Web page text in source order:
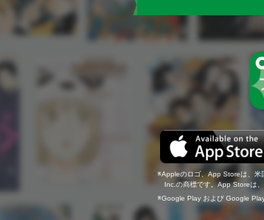
Appleのロゴ、App Storeは、米
Inc.の商標です。App Storeは
Google Play および Google